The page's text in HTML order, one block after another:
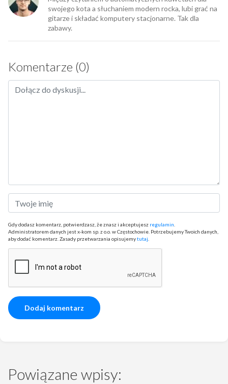
swojego kota a słuchaniem modern rocka, lubi grać na
gitarze i składać komputery stacjonarne. Tak dla
zabawy.
Komentarze (0)
Gdy dodasz komentarz, potwierdzasz, że znasz i akceptujesz regulamin
Administratorem danych jest x-kom sp. z o.o. w Częstochowie. Potrzebujemy Twoich danych,
aby dodać komentarz. Zasady przetwarzania opisujemytutaj
Powiązane wpisy: